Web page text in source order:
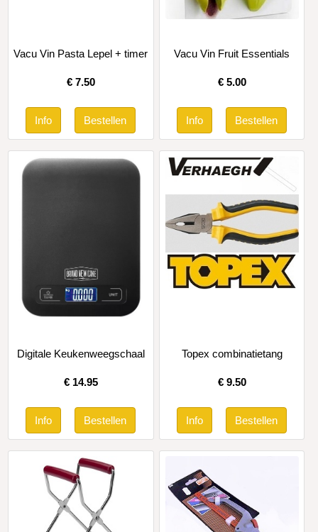
Vacu Vin Pasta Lepel + timer
€ 7.50
Vacu Vin Fruit Essentials
€ 5.00
Digitale Keukenweegschaal
€ 14.95
Topex combinatietang
€ 9.50